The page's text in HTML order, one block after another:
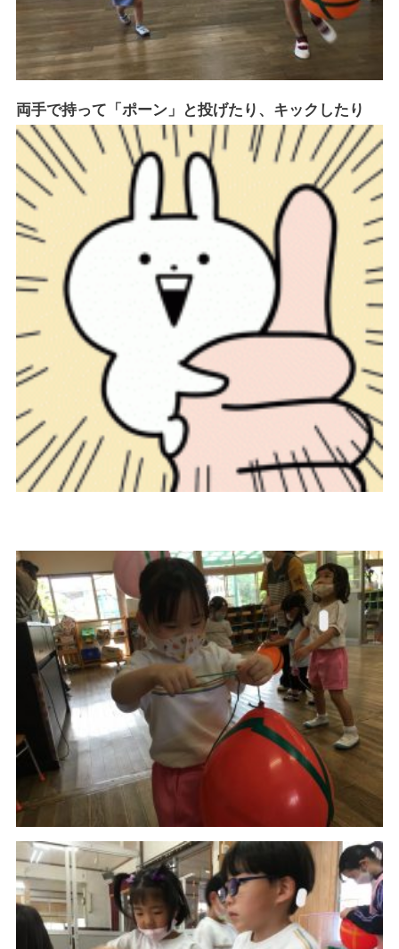
両手で持って「ポーン」と投げたり、キックしたり